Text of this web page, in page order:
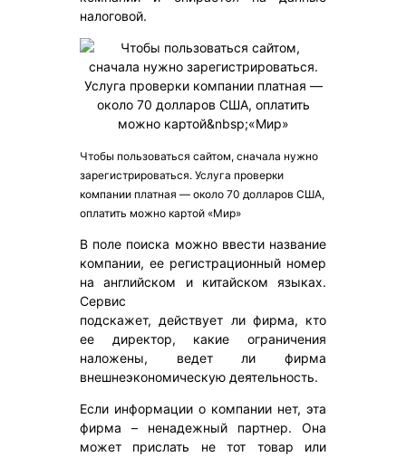
налоговой.
Чтобы пользоваться сайтом, сначала нужно
зарегистрироваться. Услуга проверки
компании платная — около 70 долларов США,
оплатить можно картой «Мир»
В поле поиска можно ввести название
компании, ее регистрационный номер
на английском и китайском языках.
Сервис
подскажет, действует ли фирма, кто
ее директор, какие ограничения
наложены, ведет ли фирма
внешнеэкономическую деятельность.
Если информации о компании нет, эта
фирма – ненадежный партнер. Она
может прислать не тот товар или